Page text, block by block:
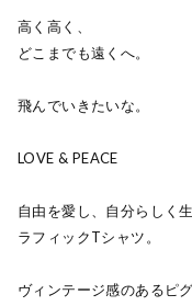
高く高く、
どこまでも遠くへ。
飛んでいきたいな。
LOVE & PEACE
自由を愛し、自分らしく
ラフィックTシャツ。
ヴィンテージ感のあるピ